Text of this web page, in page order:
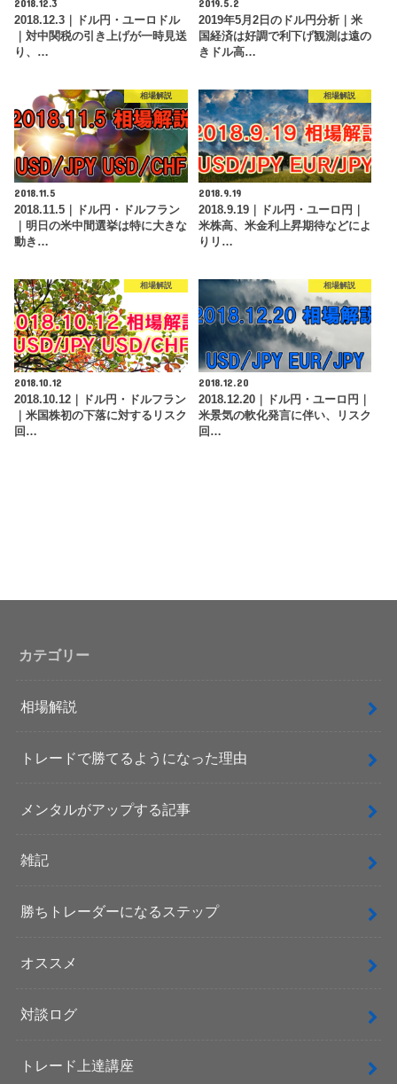
2018.12.3｜ドル円・ユーロドル
｜対中関税の引き上げが一時見送
り、…
2019年5月2日のドル円分析｜米
国経済は好調で利下げ観測は遠の
きドル高…
相場解説
2018.11.5
2018.11.5｜ドル円・ドルフラン
｜明日の米中間選挙は特に大きな
動き…
相場解説
2018.9.19
2018.9.19｜ドル円・ユーロ円｜
米株高、米金利上昇期待などによ
りリ…
相場解説
2018.10.12
2018.10.12｜ドル円・ドルフラン
｜米国株初の下落に対するリスク
回…
相場解説
2018.12.20
2018.12.20｜ドル円・ユーロ円｜
米景気の軟化発言に伴い、リスク
回…
カテゴリー
相場解説
トレードで勝てるようになった理由
メンタルがアップする記事
雑記
勝ちトレーダーになるステップ
オススメ
対談ログ
トレード上達講座